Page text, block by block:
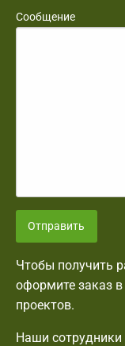
Сообщение
Отправить
Чтобы получить
оформите заказ в
проектов.
Наши сотрудники